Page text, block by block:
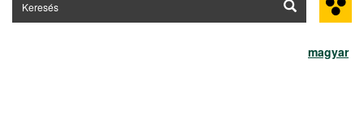
magyar